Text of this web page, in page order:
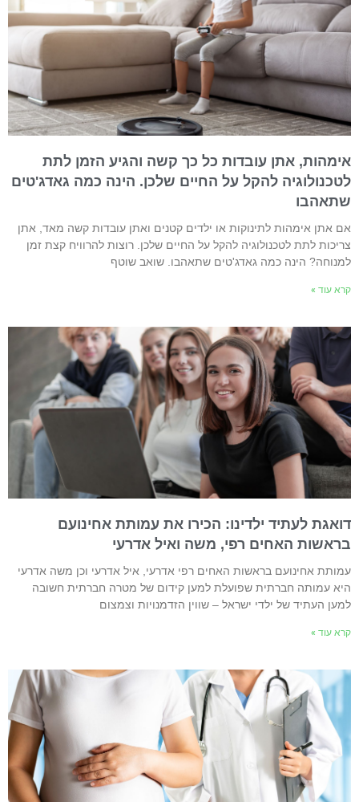
אתן עובדות כל כך קשה והגיע הזמן לתת
להקל על החיים שלכן. הינה כמה גאדג'טים
אתן אימהות לתינוקות או ילדים קטנים ואתן עובדות קשה מאד, אתן
לתת לטכנולוגיה להקל על החיים שלכן. רוצות להרוויח קצת זמן
הינה כמה גאדג'טים שתאהבו. שואב שוטף
עוד »
לעתיד ילדינו: הכירו את עמותת אחינועם
האחים רפי, משה ואיל אדרעי
אחינועם בראשות האחים רפי אדרעי, איל אדרעי וכן משה אדרעי
עמותה חברתית שפועלת למען קידום של מטרה חברתית חשובה
העתיד של ילדי ישראל – שווין הזדמנויות וצמצום
עוד »